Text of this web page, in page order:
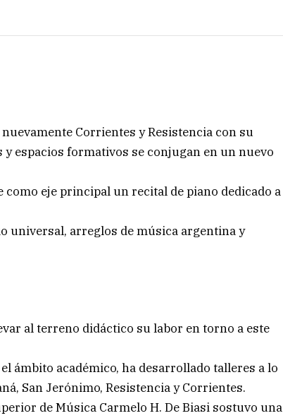
Corrientes y Resistencia con su
espacios formativos se conjugan en un nuevo
como eje principal un recital de piano dedicado a
universal, arreglos de música argentina y
al terreno didáctico su labor en torno a este
ámbito académico, ha desarrollado talleres a lo
San Jerónimo, Resistencia y Corrientes.
de Música Carmelo H. De Biasi sostuvo una